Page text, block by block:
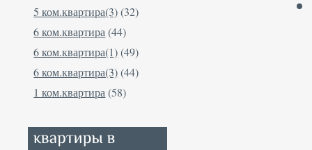
5 ком.квартира(3)(32)
6 ком.квартира (44)
6 ком.квартира(1)(49)
6 ком.квартира(3)(44)
1 ком.квартира (58)